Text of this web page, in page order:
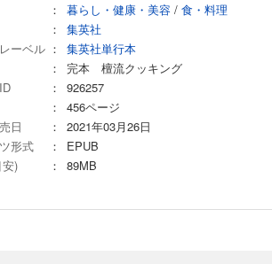
： 暮らし・健康・美容 / 食・料理
：
集英社
ーベル ：
集英社単行本
：
完本 檀流クッキング
：
926257
：
456ページ
日
：
2021年03月26日
形式
：
EPUB
)
： 89MB